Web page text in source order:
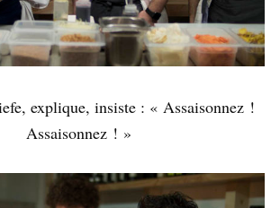
explique, insiste : « Assaisonnez !
Assaisonnez ! »